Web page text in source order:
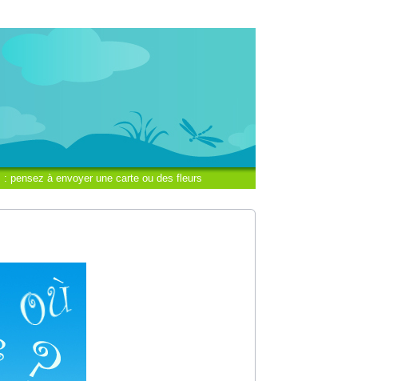
: pensez à envoyer une carte ou des fleurs